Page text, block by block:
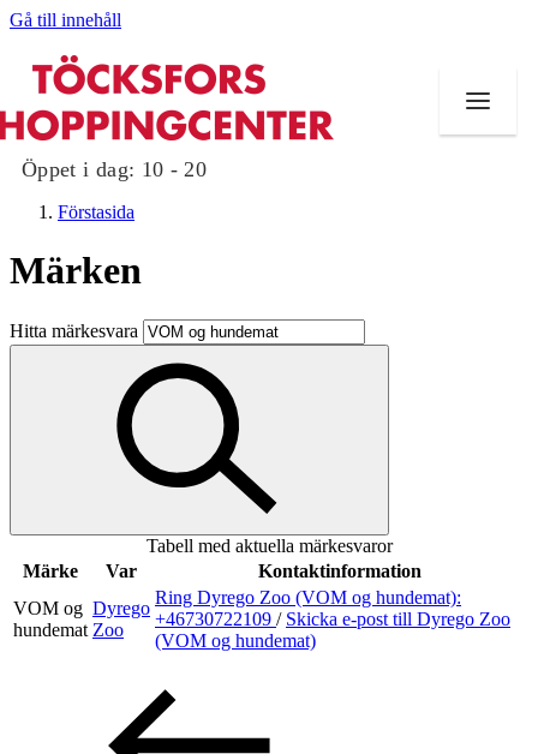
Gå till innehåll
Öppet i dag: 10 - 20
Butiker
Mat och dryck
Evenemang
Erbjudanden
Inspiration
Förstasida
Märken
Hitta märkesvara
Tabell med aktuella märkesvaror
Märke
Var
Kontaktinformation
VOM og
hundemat
Dyrego
Zoo
Ring Dyrego Zoo (VOM og hundemat):
+46730722109 / Skicka e-post till Dyrego Zoo
(VOM og hundemat)